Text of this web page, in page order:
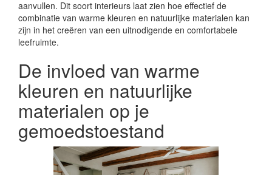
aanvullen. Dit soort interieurs laat zien hoe effectief de
combinatie van warme kleuren en natuurlijke materialen kan
zijn in het creëren van een uitnodigende en comfortabele
leefruimte.
De invloed van warme
kleuren en natuurlijke
materialen op je
gemoedstoestand